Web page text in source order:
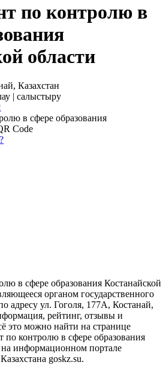
по контролю в
области
Казахстан
| салыстыру
в сфере образования Костанайской
органом государственного
адресу ул. Гоголя, 177А, Костанай,
рейтинг, отзывы и
это можно найти на странице
по контролю в сфере образования
на информационном портале
goskz.su.